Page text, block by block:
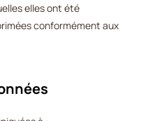
elles ont été
conformément aux